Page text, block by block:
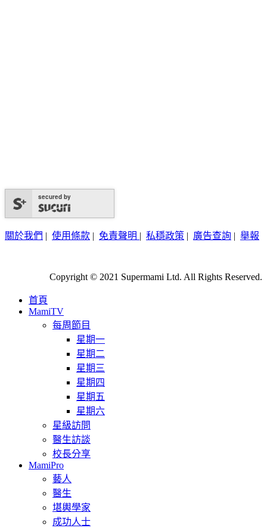
secured by
關於我們 | 使用條款 | 免責聲明 | 私穩政策 | 廣告查詢 | 舉報
Copyright © 2021 Supermami Ltd. All Rights Reserved.
首頁
MamiTV
每周節目
星期一
星期二
星期三
星期四
星期五
星期六
星級訪問
醫生訪談
校長分享
MamiPro
藝人
醫生
堪輿學家
成功人士